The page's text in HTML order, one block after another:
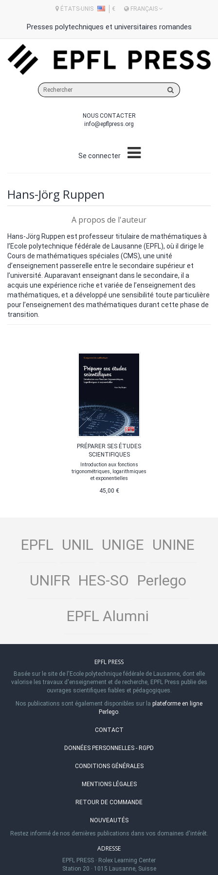
ÉTATS-UNIS € FRANÇAIS
Presses polytechniques et universitaires romandes
sur
site
NOUS CONTACTER
info@epflpress.org
Se connecter
Hans-Jörg Ruppen
A propos de l'auteur
Hans-Jörg Ruppen est professeur titulaire de mathématiques à
l’Ecole polytechnique fédérale de Lausanne (EPFL), où il dirige le
Cours de mathématiques spéciales (CMS), une unité
d’enseignement passerelle entre le secondaire supérieur et
l’université. Auparavant enseignant dans le secondaire, il a
acquis une expérience riche et variée de l’enseignement des
mathématiques, et a développé une sensibilité toute particulière
pour l’enseignement des mathématiques durant cette phase de
transition.
PRÉPARER SES ÉTUDES
SCIENTIFIQUES
Introduction aux fonctions
trigonométriques, logarithmiques
et exponentielles
45,00 €
EPFL UNIL UNIGE UNINE
UNIFR HES-SO Perlego
EPFL Alumni
EPFL PRESS
Basée sur le site de l'Ecole polytechnique fédérale de Lausanne, dont elle
valorise les travaux d'enseignement et de recherche, EPFL Press publie des
ouvrages scientifiques fiables et pédagogiques.
Nos publications sont également disponibles sur la plateforme en ligne
Perlego.
CONTACT
DONNÉES PERSONNELLES - RGPD
CONDITIONS GÉNÉRALES
MENTIONS LÉGALES
RETOUR DE COMMANDE
NOUVEAUTÉS
Restez informé de nos dernières publications dans vos domaines d'intérêt.
ADRESSE
EPFL PRESS · Rolex Learning Center
Station 20 · 1015 Lausanne, Suisse